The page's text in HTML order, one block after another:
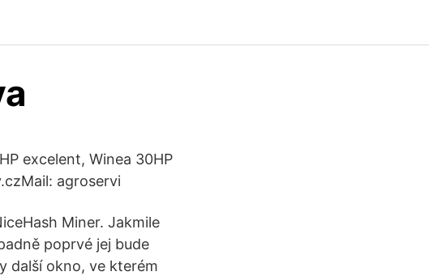
excelent, Winea 30HP
agroservi
Miner. Jakmile
poprvé jej bude
další okno, ve kterém